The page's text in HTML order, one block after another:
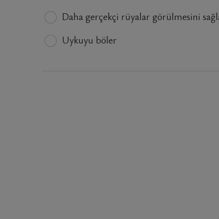
Daha gerçekçi rüyalar görülmesini
Uykuyu böler